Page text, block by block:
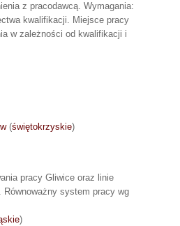
z pracodawcą. Wymagania:
kwalifikacji. Miejsce pracy
w zależności od kwalifikacji i
(świętokrzyskie)
pracy Gliwice oraz linie
Równoważny system pracy wg
)